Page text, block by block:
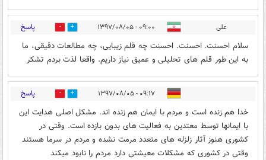
علی ۰۹:۰۰ - ۱۳۹۷/۰۸/۰۵ 24 پاسخ
سلام احسنت. احسنت. احسنت چه قلم زیبایی، چه مطالعات دقیقی، ما
به این طور قلم های تحلیلی و عمیق نیاز داریم. واقعا لذت بردم تشکر
۰۹:۱۷ - ۱۳۹۷/۰۸/۰۵ 13 پاسخ
خدا هم زنده است و مردم با ایمان هم زنده اند. مشکل اصلی هدایت این
با ایمانها توسط معتدین به فعالیت های بدون بازده است. وقتی در
کشوری هنوز آثار زلزله های متعدد مرمت نشده و مردم در سرما هستند
وقتی در کشوری که مشکلات معیشتی دارد مردم را نابود میکند